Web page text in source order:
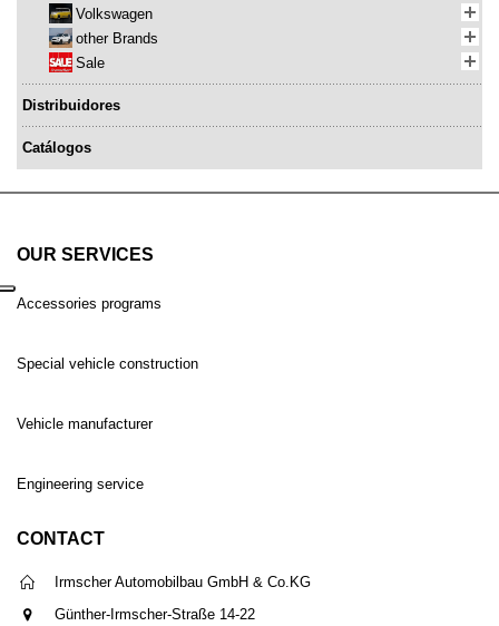
Volkswagen
other Brands
Sale
Distribuidores
Catálogos
OUR SERVICES
Accessories programs
Special vehicle construction
Vehicle manufacturer
Engineering service
CONTACT
Irmscher Automobilbau GmbH & Co.KG
Günther-Irmscher-Straße 14-22